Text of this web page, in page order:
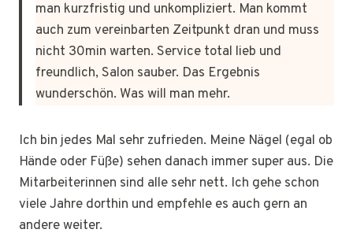
man kurzfristig und unkompliziert. Man kommt
auch zum vereinbarten Zeitpunkt dran und muss
nicht 30min warten. Service total lieb und
freundlich, Salon sauber. Das Ergebnis
wunderschön. Was will man mehr.
Ich bin jedes Mal sehr zufrieden. Meine Nägel (egal ob
Hände oder Füße) sehen danach immer super aus. Die
Mitarbeiterinnen sind alle sehr nett. Ich gehe schon
viele Jahre dorthin und empfehle es auch gern an
andere weiter.